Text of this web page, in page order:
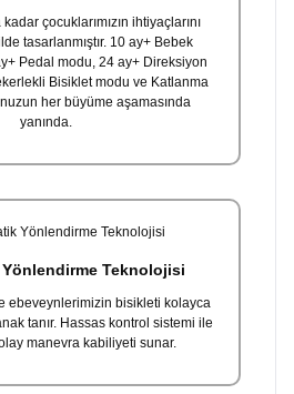
çocuklarımızın ihtiyaçlarını
tasarlanmıştır. 10 ay+ Bebek
Pedal modu, 24 ay+ Direksiyon
Bisiklet modu ve Katlanma
her büyüme aşamasında
yanında.
Teknolojisi
ebeveynlerimizin bisikleti kolayca
tanır. Hassas kontrol sistemi ile
manevra kabiliyeti sunar.